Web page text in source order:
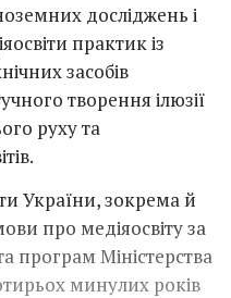
досліджень і
практик із
засобів
творення ілюзії
руху та
України, зокрема й
про медіяосвіту за
програм Міністерства
минулих років